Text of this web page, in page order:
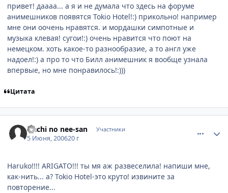
привет! даааа... а я и не думала что здесь на форуме
анимешников появятся Tokio Hotel!:) прикольно! например
мне они оочень нравятся. и мордашки симпотные и
музыка клевая! сугои!:) очень нравится что поют на
немецком. хоть какое-то разнообразие, а то англ уже
надоел!:) а про то что Билл анимешник я вообще узнала
впервые, но мне понравилось!:)))
Цитата
Itachi no nee-san Участники
5 Июня, 200620 г
Haruko!!!! ARIGATO!!! ты мя аж развеселила! напиши мне,
как-нить... а? Tokio Hotel-это круто! извините за
повторение...